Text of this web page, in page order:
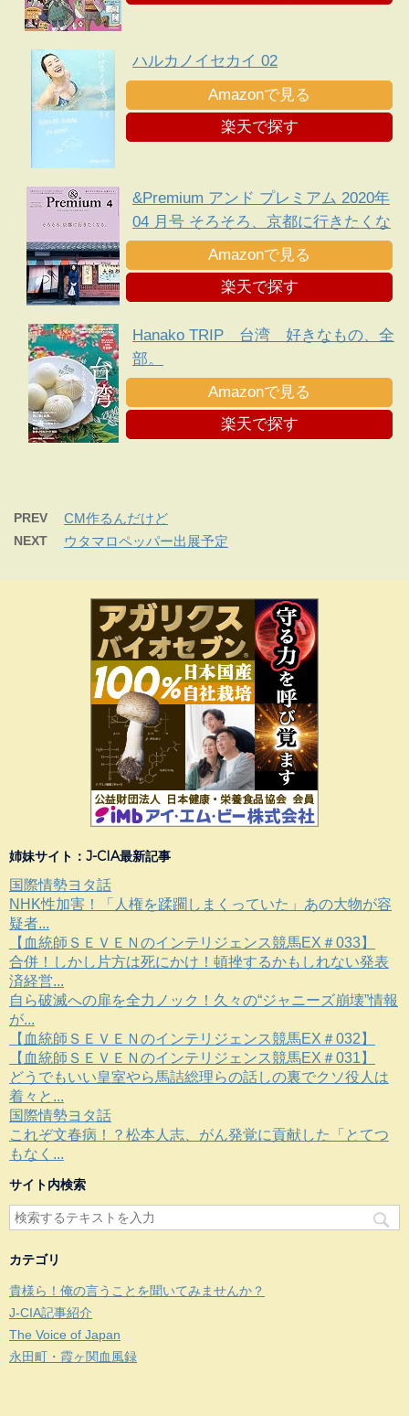
ハルカノイセカイ 02
Amazonで見る
楽天で探す
&Premium アンド プレミアム 2020年
04 月号 そろそろ、京都に行きたくな
る。
Amazonで見る
楽天で探す
Hanako TRIP 台湾 好きなもの、全
部。
Amazonで見る
楽天で探す
PREV CM作るんだけど
NEXT ウタマロペッパー出展予定
姉妹サイト：J-CIA最新記事
国際情勢ヨタ話
NHK性加害！「人権を蹂躙しまくっていた」あの大物が容
疑者...
【血統師ＳＥＶＥＮのインテリジェンス競馬EX＃033】
合併！しかし片方は死にかけ！頓挫するかもしれない発表
済経営...
自ら破滅への扉を全力ノック！久々の“ジャニーズ崩壊”情報
が...
【血統師ＳＥＶＥＮのインテリジェンス競馬EX＃032】
【血統師ＳＥＶＥＮのインテリジェンス競馬EX＃031】
どうでもいい皇室やら馬詰総理らの話しの裏でクソ役人は
着々と...
国際情勢ヨタ話
これぞ文春病！？松本人志、がん発覚に貢献した「とてつ
もなく...
サイト内検索
カテゴリ
貴様ら！俺の言うことを聞いてみませんか？
J-CIA記事紹介
The Voice of Japan
永田町・霞ヶ関血風録